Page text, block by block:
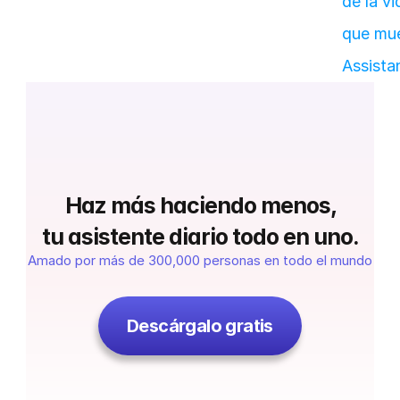
que
Haz más haciendo menos,
tu asistente diario todo en uno.
Amado por más de 300,000 personas en todo el mundo
Descárgalo gratis